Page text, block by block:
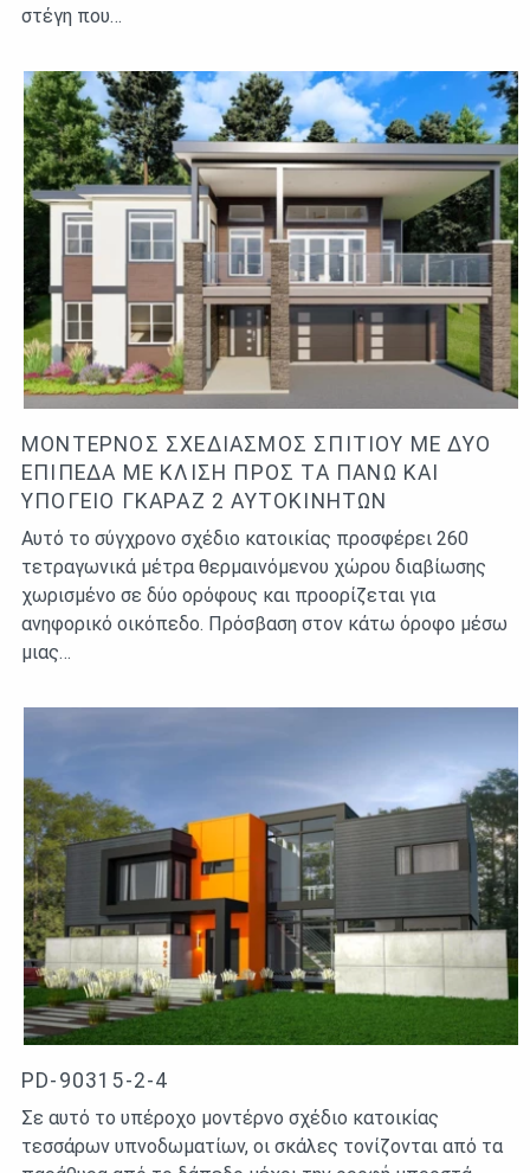
στέγη που…
ΜΟΝΤΈΡΝΟΣ ΣΧΕΔΙΑΣΜΌΣ ΣΠΙΤΙΟΎ ΜΕ ΔΎΟ
ΕΠΊΠΕΔΑ ΜΕ ΚΛΊΣΗ ΠΡΟΣ ΤΑ ΠΆΝΩ ΚΑΙ
ΥΠΌΓΕΙΟ ΓΚΑΡΆΖ 2 ΑΥΤΟΚΙΝΉΤΩΝ
Αυτό το σύγχρονο σχέδιο κατοικίας προσφέρει 260
τετραγωνικά μέτρα θερμαινόμενου χώρου διαβίωσης
χωρισμένο σε δύο ορόφους και προορίζεται για
ανηφορικό οικόπεδο. Πρόσβαση στον κάτω όροφο μέσω
μιας…
PD-90315-2-4
Σε αυτό το υπέροχο μοντέρνο σχέδιο κατοικίας
τεσσάρων υπνοδωματίων, οι σκάλες τονίζονται από τα